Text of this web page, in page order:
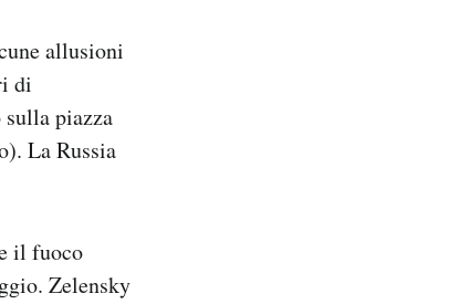
allusioni
di
piazza
La Russia
il fuoco
Zelensky